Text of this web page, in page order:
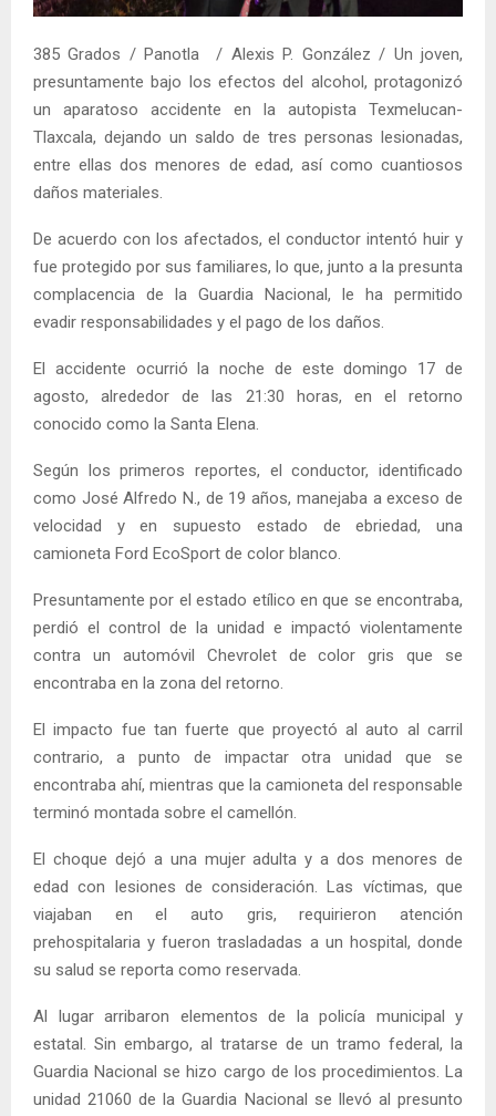
385 Grados / Panotla / Alexis P. González / Un joven,
presuntamente bajo los efectos del alcohol, protagonizó
un aparatoso accidente en la autopista Texmelucan-
Tlaxcala, dejando un saldo de tres personas lesionadas,
entre ellas dos menores de edad, así como cuantiosos
daños materiales.
De acuerdo con los afectados, el conductor intentó huir y
fue protegido por sus familiares, lo que, junto a la presunta
complacencia de la Guardia Nacional, le ha permitido
evadir responsabilidades y el pago de los daños.
El accidente ocurrió la noche de este domingo 17 de
agosto, alrededor de las 21:30 horas, en el retorno
conocido como la Santa Elena.
Según los primeros reportes, el conductor, identificado
como José Alfredo N., de 19 años, manejaba a exceso de
velocidad y en supuesto estado de ebriedad, una
camioneta Ford EcoSport de color blanco.
Presuntamente por el estado etílico en que se encontraba,
perdió el control de la unidad e impactó violentamente
contra un automóvil Chevrolet de color gris que se
encontraba en la zona del retorno.
El impacto fue tan fuerte que proyectó al auto al carril
contrario, a punto de impactar otra unidad que se
encontraba ahí, mientras que la camioneta del responsable
terminó montada sobre el camellón.
El choque dejó a una mujer adulta y a dos menores de
edad con lesiones de consideración. Las víctimas, que
viajaban en el auto gris, requirieron atención
prehospitalaria y fueron trasladadas a un hospital, donde
su salud se reporta como reservada.
Al lugar arribaron elementos de la policía municipal y
estatal. Sin embargo, al tratarse de un tramo federal, la
Guardia Nacional se hizo cargo de los procedimientos. La
unidad 21060 de la Guardia Nacional se llevó al presunto